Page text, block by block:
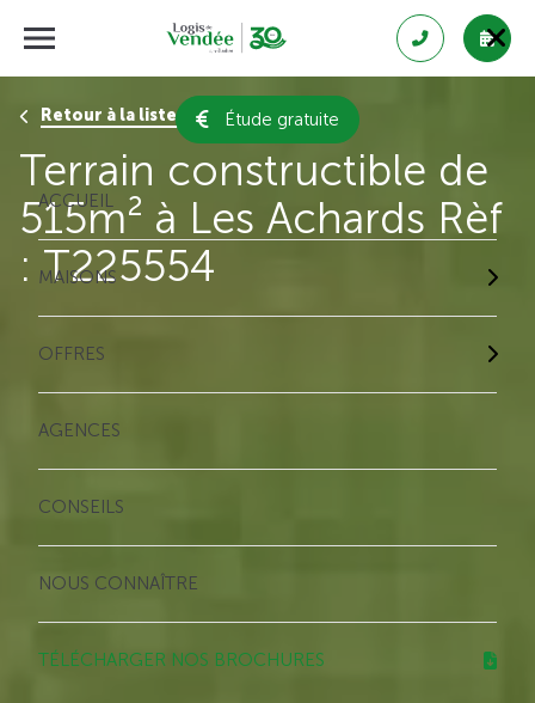
Étude gratuite
ACCUEIL
MAISONS
OFFRES
AGENCES
CONSEILS
NOUS CONNAÎTRE
TÉLÉCHARGER NOS BROCHURES
Retour à la liste des résultats
Terrain constructible de
515m² à Les Achards Rèf
: T225554